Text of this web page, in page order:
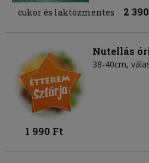
cukor és laktózmentes 2
Nutellás
38-40cm,
1 990 Ft